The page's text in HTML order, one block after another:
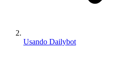
Usando Dailybot